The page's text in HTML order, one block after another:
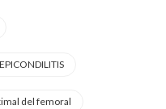
EPICONDILITIS
del femoral